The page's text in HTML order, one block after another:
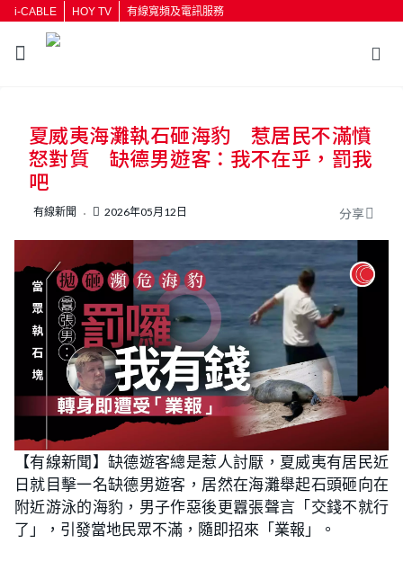
i-CABLE HOY TV 有線寬頻及電訊服務
按輸入鍵開始搜尋
夏威夷海灘執石砸海豹 惹居民不滿憤
怒對質 缺德男遊客：我不在乎，罰我
吧
有線新聞 2026年05月12日 分享
【有線新聞】缺德遊客總是惹人討厭，夏威夷有居民近
日就目擊一名缺德男遊客，居然在海灘舉起石頭砸向在
附近游泳的海豹，男子作惡後更囂張聲言「交錢不就行
了」，引發當地民眾不滿，隨即招來「業報」。